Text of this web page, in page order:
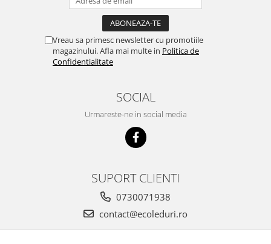
Vreau sa primesc newsletter cu promotiile
magazinului. Afla mai multe in Politica de
Confidentialitate
SOCIAL
Urmareste-ne in social media
SUPORT CLIENTI
0730071938
contact@ecoleduri.ro